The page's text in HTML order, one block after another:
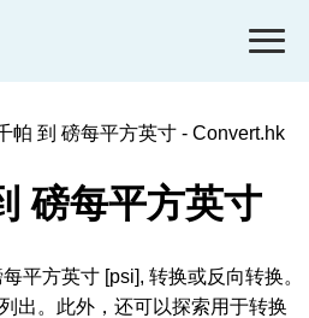
帕 到 磅每平方英寸 - Convert.hk
磅每平方英寸
平方英寸 [psi], 转换或反向转换。
出。此外，还可以探索用于转换